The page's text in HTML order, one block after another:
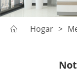
 Hogar